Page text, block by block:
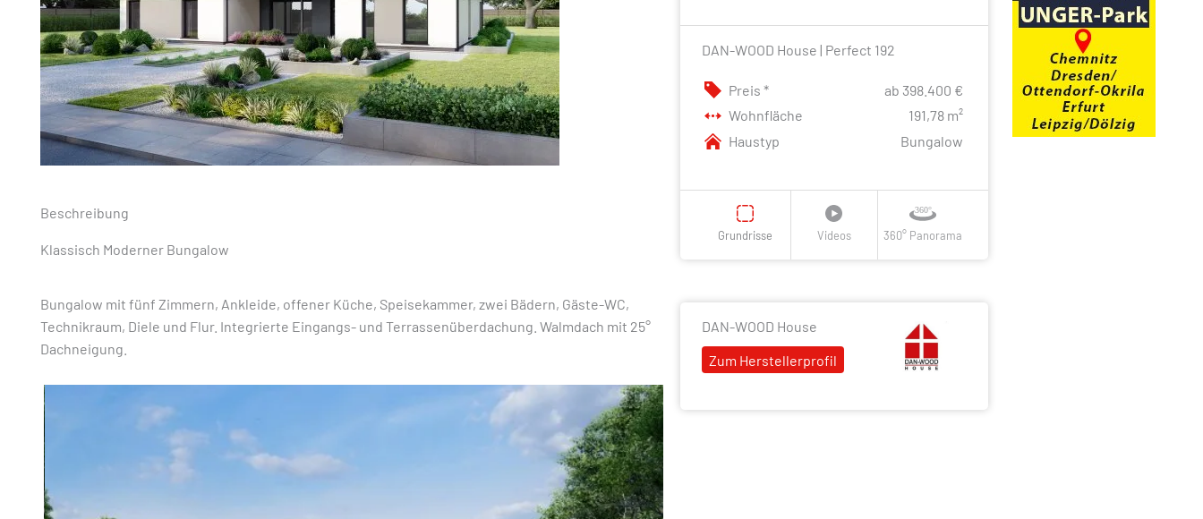
Beschreibung
Klassisch Moderner Bungalow
Bungalow mit fünf Zimmern, Ankleide, offener Küche, Speisekammer, zwei Bädern, Gäste-WC,
Technikraum, Diele und Flur. Integrierte Eingangs- und Terrassenüberdachung. Walmdach mit 25°
Dachneigung.
DAN-WOOD House | Perfect 192
Preis *
ab 398.400 €
Wohnfläche
191,78 m²
Haustyp
Bungalow
Grundrisse Videos 360° Panorama
DAN-WOOD House
Zum Herstellerprofil